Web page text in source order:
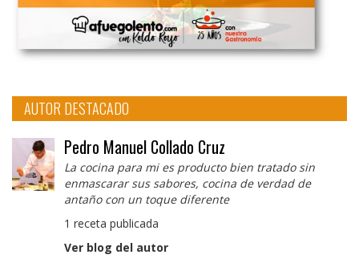
AUTOR DESTACADO
Pedro Manuel Collado Cruz
La cocina para mi es producto bien tratado sin
enmascarar sus sabores, cocina de verdad de
antaño con un toque diferente
1 receta publicada
Ver blog del autor